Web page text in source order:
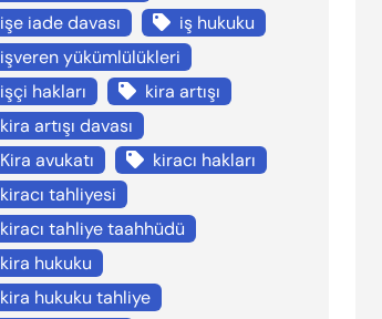
işe iade davası
iş hukuku
işveren yükümlülükleri
işçi hakları
kira artışı
kira artışı davası
Kira avukatı
kiracı hakları
kiracı tahliyesi
kiracı tahliye taahhüdü
kira hukuku
kira hukuku tahliye